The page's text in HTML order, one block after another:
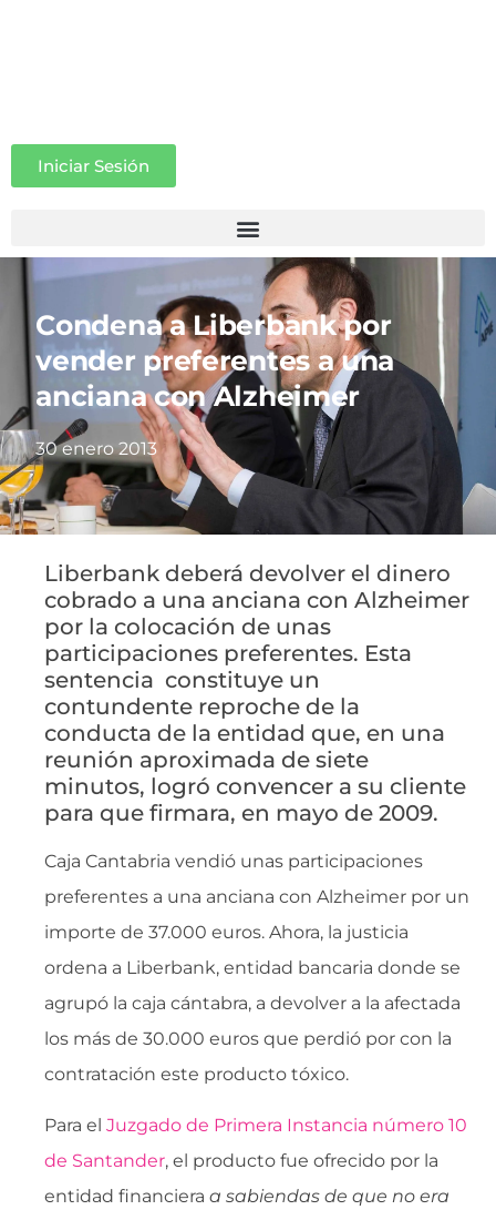
Iniciar Sesión
Condena a Liberbank por
vender preferentes a una
anciana con Alzheimer
30 enero 2013
Liberbank deberá devolver el dinero
cobrado a una anciana con Alzheimer
por la colocación de unas
participaciones preferentes. Esta
sentencia constituye un
contundente reproche de la
conducta de la entidad que, en una
reunión aproximada de siete
minutos, logró convencer a su cliente
para que firmara, en mayo de 2009.
Caja Cantabria vendió unas participaciones
preferentes a una anciana con Alzheimer por un
importe de 37.000 euros. Ahora, la justicia
ordena a Liberbank, entidad bancaria donde se
agrupó la caja cántabra, a devolver a la afectada
los más de 30.000 euros que perdió por con la
contratación este producto tóxico.
Para el Juzgado de Primera Instancia número 10
de Santander, el producto fue ofrecido por la
entidad financiera  a sabiendas de que no era